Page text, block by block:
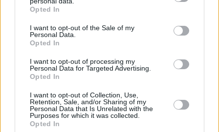
grant or deny consent to Google and its third-party tags to
use your data for below specified purposes in below Google
consent section.
Opted In
I want to opt-out of the Sale of my
Personal Data.
Opted In
I want to opt-out of processing my
Personal Data for Targeted Advertising.
Opted In
I want to opt-out of Collection, Use,
Retention, Sale, and/or Sharing of my
Personal Data that Is Unrelated with the
Purposes for which it was collected.
Opted In
το αυτοκίνητο και άρχισε να εμβολίζει
το ΙΧ ενός αλλοδαπού, δείτε βίντεο
Η Ιουλία Καλλιμάνη θύμωσε με θεατή
που της πέταξε λουλούδια στην
Ηγουμενίτσα: Του τα επέστρεψε στο